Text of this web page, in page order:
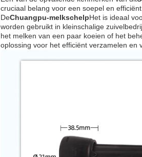
cruciaal belang voor een soepel en
DeChuangpu-melkschelpHet is ideaal
worden gebruikt in kleinschalige
het melken van een paar koeien of het
oplossing voor het efficiënt verzamelen en